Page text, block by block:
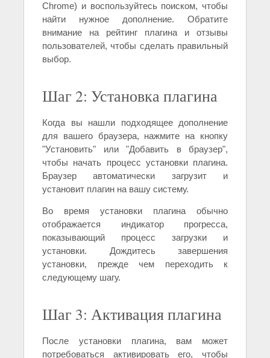
Chrome) и воспользуйтесь поиском, чтобы
найти нужное дополнение. Обратите
внимание на рейтинг плагина и отзывы
пользователей, чтобы сделать правильный
выбор.
Шаг 2: Установка плагина
Когда вы нашли подходящее дополнение
для вашего браузера, нажмите на кнопку
"Установить" или "Добавить в браузер",
чтобы начать процесс установки плагина.
Браузер автоматически загрузит и
установит плагин на вашу систему.
Во время установки плагина обычно
отображается индикатор прогресса,
показывающий процесс загрузки и
установки. Дождитесь завершения
установки, прежде чем переходить к
следующему шагу.
Шаг 3: Активация плагина
После установки плагина, вам может
потребоваться активировать его, чтобы